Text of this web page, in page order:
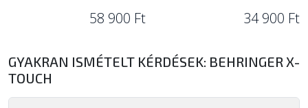
58 900 Ft 34 900 Ft
GYAKRAN ISMÉTELT KÉRDÉSEK: BEHRINGER X-
TOUCH